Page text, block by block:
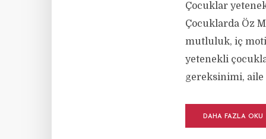
Çocuklar
Çocuklarda Öz
mutluluk, iç
yetenekli
gereksinimi, aile
DAHA FAZLA OKU